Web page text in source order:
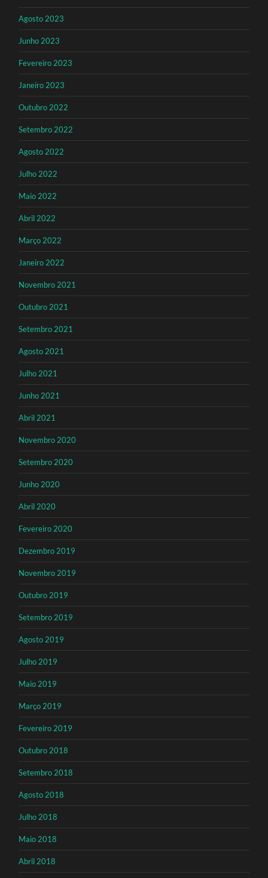
Agosto 2023
Junho 2023
Fevereiro 2023
Janeiro 2023
Outubro 2022
Setembro 2022
Agosto 2022
Julho 2022
Maio 2022
Abril 2022
Março 2022
Janeiro 2022
Novembro 2021
Outubro 2021
Setembro 2021
Agosto 2021
Julho 2021
Junho 2021
Abril 2021
Novembro 2020
Setembro 2020
Junho 2020
Abril 2020
Fevereiro 2020
Dezembro 2019
Novembro 2019
Outubro 2019
Setembro 2019
Agosto 2019
Julho 2019
Maio 2019
Março 2019
Fevereiro 2019
Outubro 2018
Setembro 2018
Agosto 2018
Julho 2018
Maio 2018
Abril 2018